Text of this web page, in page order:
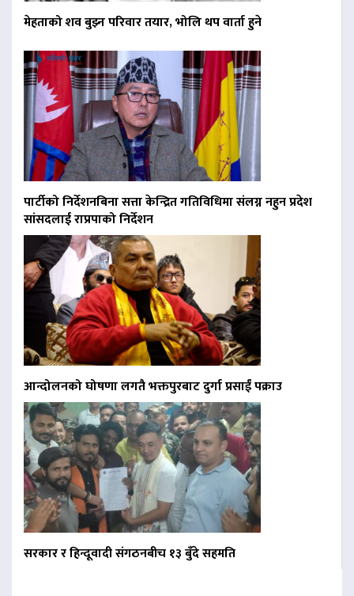
मेहताको शव बुझ्न परिवार तयार, भोलि थप वार्ता हुने
पार्टीको निर्देशनबिना सत्ता केन्द्रित गतिविधिमा संलग्न नहुन प्रदेश
सांसदलाई राप्रपाको निर्देशन
आन्दोलनको घोषणा लगतै भक्तपुरबाट दुर्गा प्रसाईं पक्राउ
सरकार र हिन्दूवादी संगठनबीच १३ बुँदे सहमति